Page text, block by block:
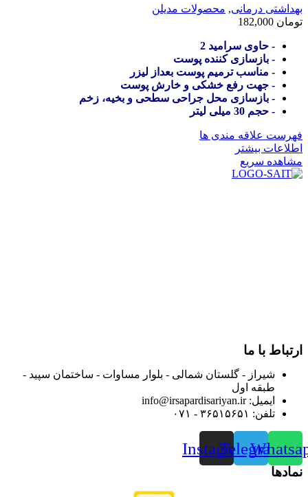
بهداشتی درمانی, محصولات مدیلن
تومان
- حاوی سرامید 2
- بازسازی کننده پوست
- مناسب ترمیم پوست بعداز لیزر
- جهت رفع خشکی و خارش پوست
- بازسازی محل جراحی سطحی و بخیه، زخم
- حجم 30 میلی لیتر
فهرست علاقه مندی ها
اطلاعات بیشتر
مشاهده سریع
ارتباط با ما
شیراز - گلستان شمالی - بلوار مساوات - ساختمان سپید -
طبقه اول
ایمیل: info@irsapardisariyan.ir
تلفن: ۳۶۵۱۵۶۵۱ - ۰۷۱
Telegram
Instagram
نمادها